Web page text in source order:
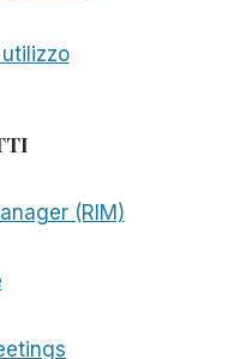
(RIM)